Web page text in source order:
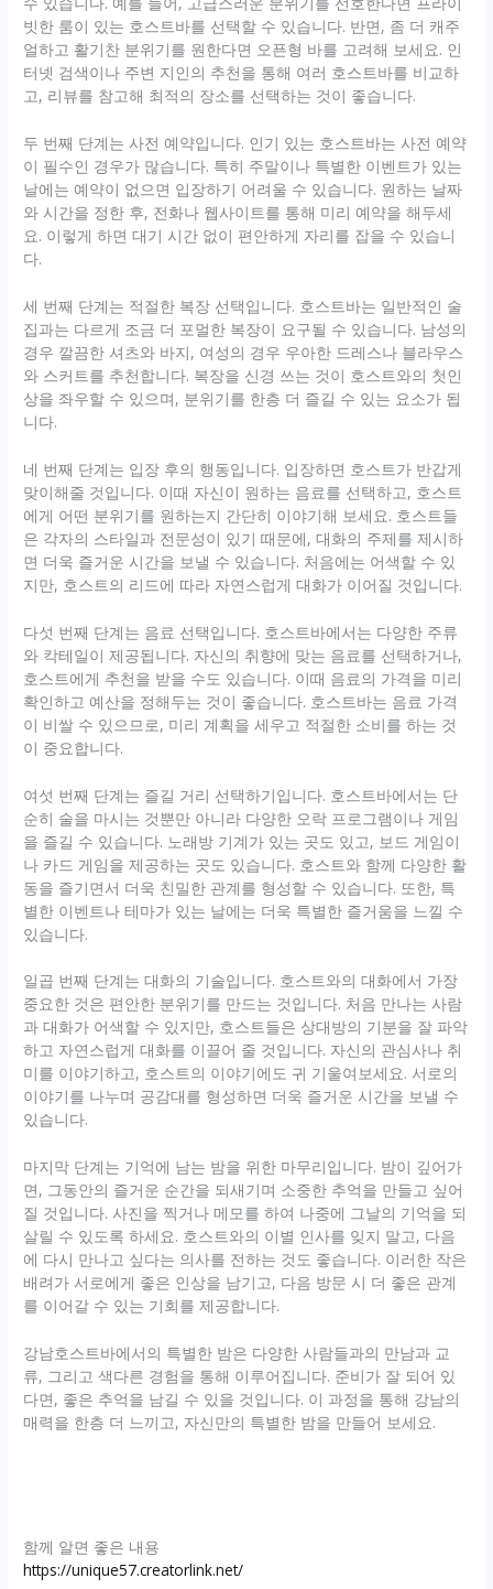
빗한 룸이 있는 호스트바를 선택할 수 있습니다. 반면, 좀 더 캐주
얼하고 활기찬 분위기를 원한다면 오픈형 바를 고려해 보세요. 인
터넷 검색이나 주변 지인의 추천을 통해 여러 호스트바를 비교하
고, 리뷰를 참고해 최적의 장소를 선택하는 것이 좋습니다.
두 번째 단계는 사전 예약입니다. 인기 있는 호스트바는 사전 예약
이 필수인 경우가 많습니다. 특히 주말이나 특별한 이벤트가 있는
날에는 예약이 없으면 입장하기 어려울 수 있습니다. 원하는 날짜
와 시간을 정한 후, 전화나 웹사이트를 통해 미리 예약을 해두세
요. 이렇게 하면 대기 시간 없이 편안하게 자리를 잡을 수 있습니
다.
세 번째 단계는 적절한 복장 선택입니다. 호스트바는 일반적인 술
집과는 다르게 조금 더 포멀한 복장이 요구될 수 있습니다. 남성의
경우 깔끔한 셔츠와 바지, 여성의 경우 우아한 드레스나 블라우스
와 스커트를 추천합니다. 복장을 신경 쓰는 것이 호스트와의 첫인
상을 좌우할 수 있으며, 분위기를 한층 더 즐길 수 있는 요소가 됩
니다.
네 번째 단계는 입장 후의 행동입니다. 입장하면 호스트가 반갑게
맞이해줄 것입니다. 이때 자신이 원하는 음료를 선택하고, 호스트
에게 어떤 분위기를 원하는지 간단히 이야기해 보세요. 호스트들
은 각자의 스타일과 전문성이 있기 때문에, 대화의 주제를 제시하
면 더욱 즐거운 시간을 보낼 수 있습니다. 처음에는 어색할 수 있
지만, 호스트의 리드에 따라 자연스럽게 대화가 이어질 것입니다.
다섯 번째 단계는 음료 선택입니다. 호스트바에서는 다양한 주류
와 칵테일이 제공됩니다. 자신의 취향에 맞는 음료를 선택하거나,
호스트에게 추천을 받을 수도 있습니다. 이때 음료의 가격을 미리
확인하고 예산을 정해두는 것이 좋습니다. 호스트바는 음료 가격
이 비쌀 수 있으므로, 미리 계획을 세우고 적절한 소비를 하는 것
이 중요합니다.
여섯 번째 단계는 즐길 거리 선택하기입니다. 호스트바에서는 단
순히 술을 마시는 것뿐만 아니라 다양한 오락 프로그램이나 게임
을 즐길 수 있습니다. 노래방 기계가 있는 곳도 있고, 보드 게임이
나 카드 게임을 제공하는 곳도 있습니다. 호스트와 함께 다양한 활
동을 즐기면서 더욱 친밀한 관계를 형성할 수 있습니다. 또한, 특
별한 이벤트나 테마가 있는 날에는 더욱 특별한 즐거움을 느낄 수
있습니다.
일곱 번째 단계는 대화의 기술입니다. 호스트와의 대화에서 가장
중요한 것은 편안한 분위기를 만드는 것입니다. 처음 만나는 사람
과 대화가 어색할 수 있지만, 호스트들은 상대방의 기분을 잘 파악
하고 자연스럽게 대화를 이끌어 줄 것입니다. 자신의 관심사나 취
미를 이야기하고, 호스트의 이야기에도 귀 기울여보세요. 서로의
이야기를 나누며 공감대를 형성하면 더욱 즐거운 시간을 보낼 수
있습니다.
마지막 단계는 기억에 남는 밤을 위한 마무리입니다. 밤이 깊어가
면, 그동안의 즐거운 순간을 되새기며 소중한 추억을 만들고 싶어
질 것입니다. 사진을 찍거나 메모를 하여 나중에 그날의 기억을 되
살릴 수 있도록 하세요. 호스트와의 이별 인사를 잊지 말고, 다음
에 다시 만나고 싶다는 의사를 전하는 것도 좋습니다. 이러한 작은
배려가 서로에게 좋은 인상을 남기고, 다음 방문 시 더 좋은 관계
를 이어갈 수 있는 기회를 제공합니다.
강남호스트바에서의 특별한 밤은 다양한 사람들과의 만남과 교
류, 그리고 색다른 경험을 통해 이루어집니다. 준비가 잘 되어 있
다면, 좋은 추억을 남길 수 있을 것입니다. 이 과정을 통해 강남의
매력을 한층 더 느끼고, 자신만의 특별한 밤을 만들어 보세요.
함께 알면 좋은 내용
https://unique57.creatorlink.net/